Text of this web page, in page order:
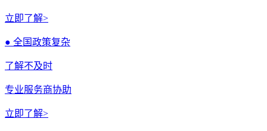
立即了解>
● 全国政策复杂
了解不及时
专业服务商协助
立即了解>